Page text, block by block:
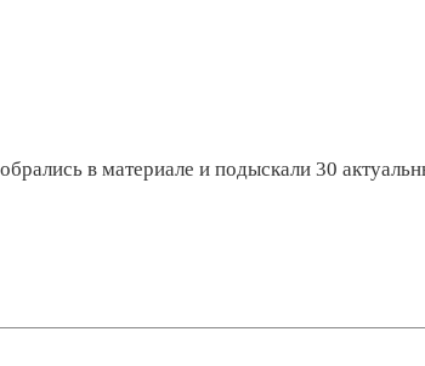
в материале и подыскали 30